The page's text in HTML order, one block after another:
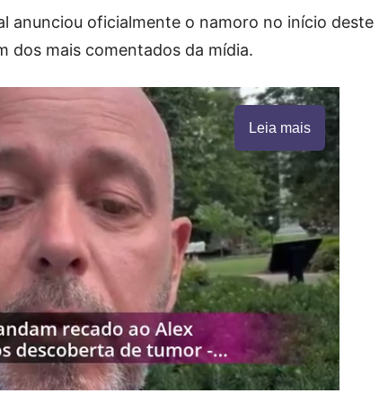
anunciou oficialmente o namoro no início deste
dos mais comentados da mídia.
Leia mais